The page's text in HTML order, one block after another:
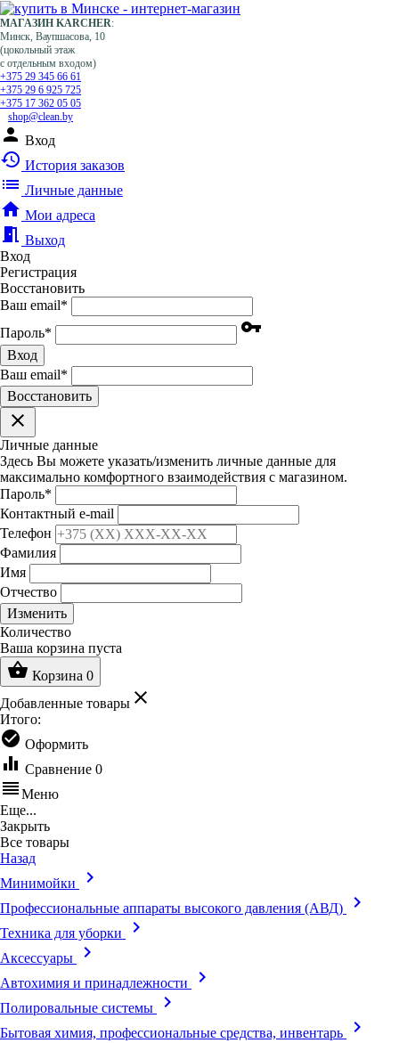
МАГАЗИН KARCHER:
Минск, Ваупшасова, 10
(цокольный этаж
с отдельным входом)
+375 29 345 66 61
+375 29 6 925 725
+375 17 362 05 05
shop@clean.by
person Вход
history История заказов
list Личные данные
home Мои адреса
meeting_room Выход
Вход
Регистрация
Восстановить
Ваш email*
Пароль* vpn_key
Вход
Ваш email*
Воcстановить
clear
Личные данные
Здесь Вы можете указать/изменить личные данные для
максимально комфортного взаимодействия с магазином.
Пароль*
Контактный e-mail
Телефон
Фамилия
Имя
Отчество
Изменить
Количество
Ваша корзина пуста
shopping_basket Корзина 0
Добавленные товары clear
Итого:
check_circle Оформить
equalizer Сравнение 0
reorderМеню
Еще...
Закрыть
Все товары
Назад
Минимойки
keyboard_arrow_right
Профессиональные аппараты высокого давления (АВД) keyboard_arrow_right
Техника для уборки keyboard_arrow_right
Аксессуары keyboard_arrow_right
Автохимия и принадлежности keyboard_arrow_right
Полировальные системы keyboard_arrow_right
Бытовая химия, профессиональные средства, инвентарь keyboard_arrow_right